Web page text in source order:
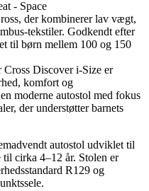
der kombinerer lav vægt,
tekstiler. Godkendt efter
til børn mellem 100 og 150
Discover i-Size er
komfort og
moderne autostol med fokus
der understøtter barnets
autostol udviklet til
cirka 4–12 år. Stolen er
R129 og